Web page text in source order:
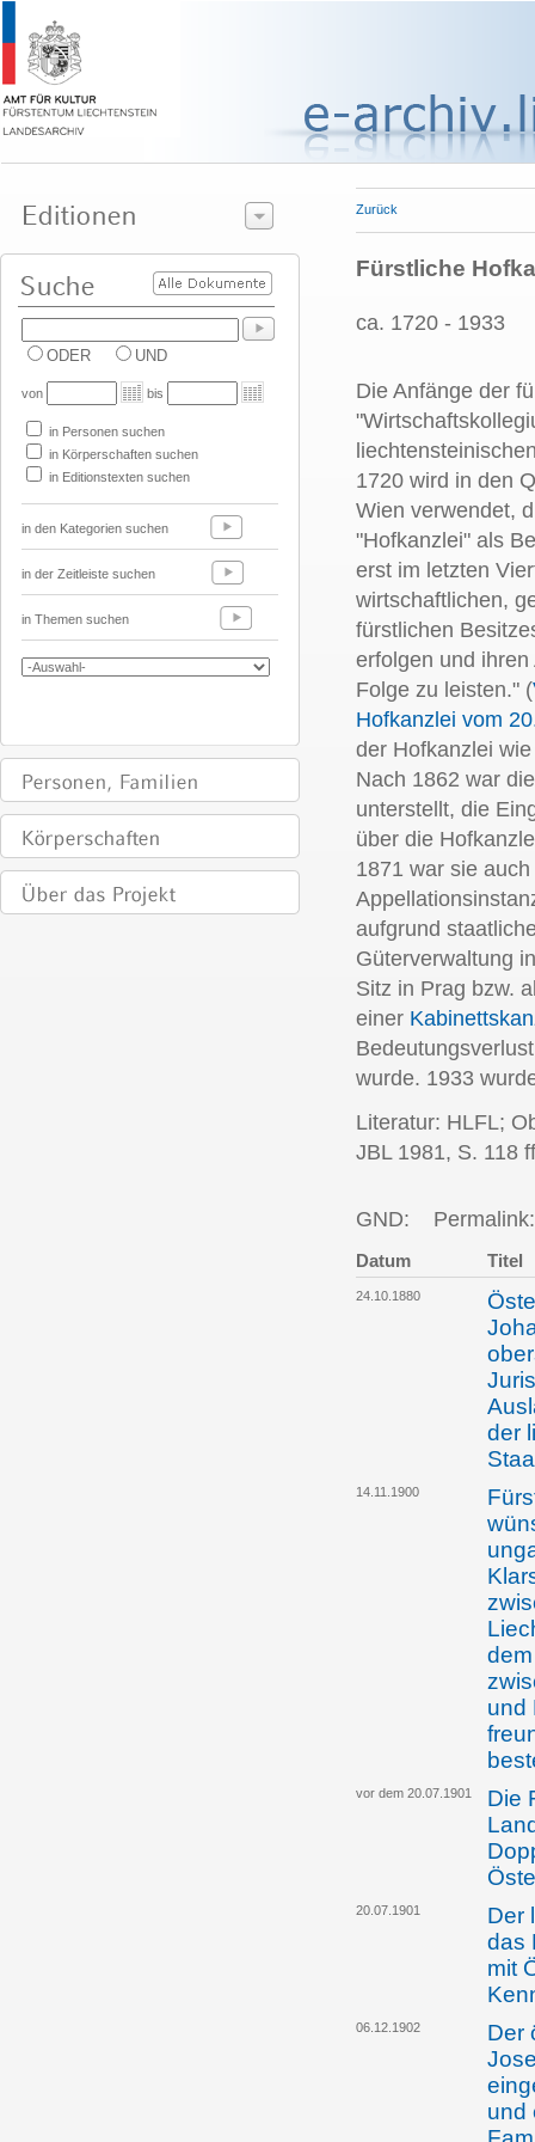
ODER UND
von bis
in Personen suchen
in Körperschaften suchen
in Editionstexten suchen
in den Kategorien suchen
in der Zeitleiste suchen
in Themen suchen
Zurück
Fürstliche
ca. 1720 - 1933
Die Anfänge der
1720 wird in den
Wien verwendet,
"Hofkanzlei" als
erst im letzten
wirtschaftlichen,
fürstlichen
erfolgen und
Folge zu leisten." (
Hofkanzlei vom
der Hofkanzlei
Nach 1862 war
unterstellt, die
über die
1871 war sie
aufgrund
Güterverwaltung
Sitz in Prag bzw.
einer
wurde. 1933
Literatur: HLFL;
JBL 1981, S. 118
GND:
Datum Titel
24.10.1880
der
14.11.1900
und
vor dem 20.07.1901
Die
20.07.1901
Der
das
mit
06.12.1902
Der
und